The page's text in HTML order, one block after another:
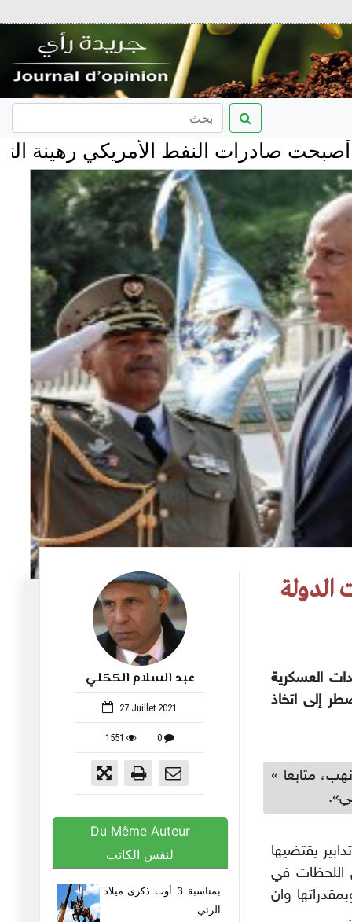
النفط الأمريكي رهينة التوتر في
عبد السلام الككلي
27 Juillet 2021
1551 0
Du Même Auteur
لنفس الكاتب
بمناسبة 3 أوت ذكرى ميلاد
الرئي
العسكرية
مس الأحد 25 جويلية 2021 إنه اضطر إلى اتخاذ
متابعا »
يقتضيها
اللحظات في
وان